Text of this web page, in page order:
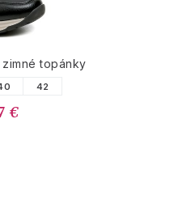
zimné topánky
42
€